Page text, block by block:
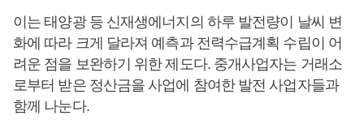
이는 태양광 등 신재생에너지의 하루 발전량이 날씨 변
화에 따라 크게 달라져 예측과 전력수급계획 수립이 어
려운 점을 보완하기 위한 제도다. 중개사업자는 거래소
로부터 받은 정산금을 사업에 참여한 발전 사업자들과
함께 나눈다.